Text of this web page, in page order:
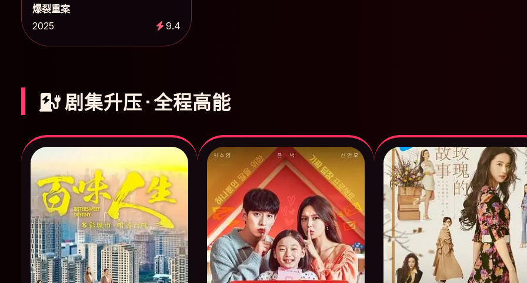
爆裂重案
2025
9.4
剧集升压 · 全程高能